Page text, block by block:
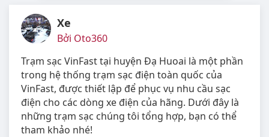
Xe
Bởi Oto360
Trạm sạc VinFast tại huyện Đạ Huoai là một phần
trong hệ thống trạm sạc điện toàn quốc của
VinFast, được thiết lập để phục vụ nhu cầu sạc
điện cho các dòng xe điện của hãng. Dưới đây là
những trạm sạc chúng tôi tổng hợp, bạn có thể
tham khảo nhé!